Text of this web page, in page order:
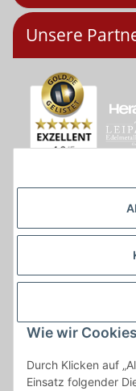
Wie wir
Durch Klicken auf
Einsatz folgender
Unsere
* * Lieferzeiten